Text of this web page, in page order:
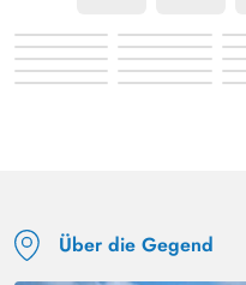
Über die Gegend